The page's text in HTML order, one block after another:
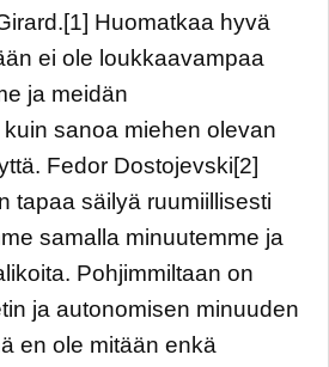
Huomatkaa hyvä
ei ole loukkaavampaa
ja meidän
sanoa miehen olevan
Fedor Dostojevski[2]
tapaa säilyä ruumiillisesti
samalla minuutemme ja
Pohjimmiltaan on
ja autonomisen minuuden
en ole mitään enkä